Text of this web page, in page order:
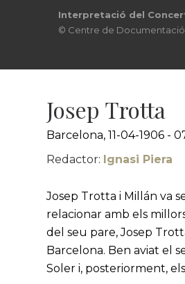
Interpretació del
© Centre de
Josep Trotta
Barcelona, 11-04-1906 -
Redactor: Ignasi Piera
Josep Trotta i Millán va
relacionar amb els
del seu pare, Josep
Barcelona. Ben aviat el
Soler i, posteriorment,